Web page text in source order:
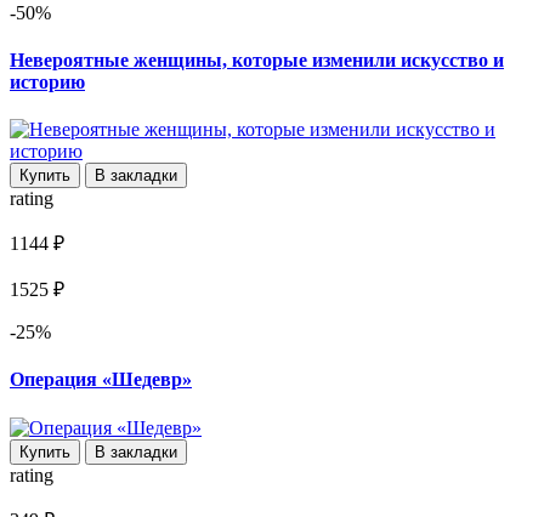
-50%
Невероятные женщины, которые изменили искусство и
историю
Купить В закладки
rating
1144 ₽
1525 ₽
-25%
Операция «Шедевр»
Купить В закладки
rating